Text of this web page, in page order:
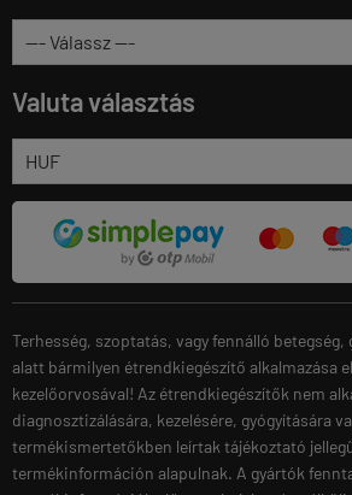
Valuta választás
Terhesség, szoptatás, vagy fennálló betegség,
alatt bármilyen étrendkiegészítő alkalmazása
kezelőorvosával! Az étrendkiegészítők nem
diagnosztizálására, kezelésére, gyógyítására
termékismertetőkben leírtak tájékoztató
termékinformáción alapulnak. A gyártók